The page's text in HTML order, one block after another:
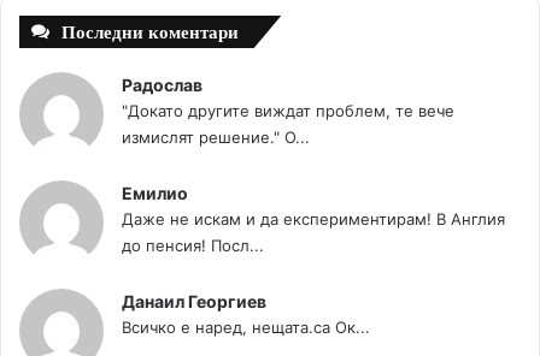
Последни коментари
Радослав
"Докато другите виждат проблем, те вече
измислят решение." О...
Емилио
Даже не искам и да експериментирам! В Англия
до пенсия! Посл...
Данаил Георгиев
Всичко е наред, нещата.са Ок...